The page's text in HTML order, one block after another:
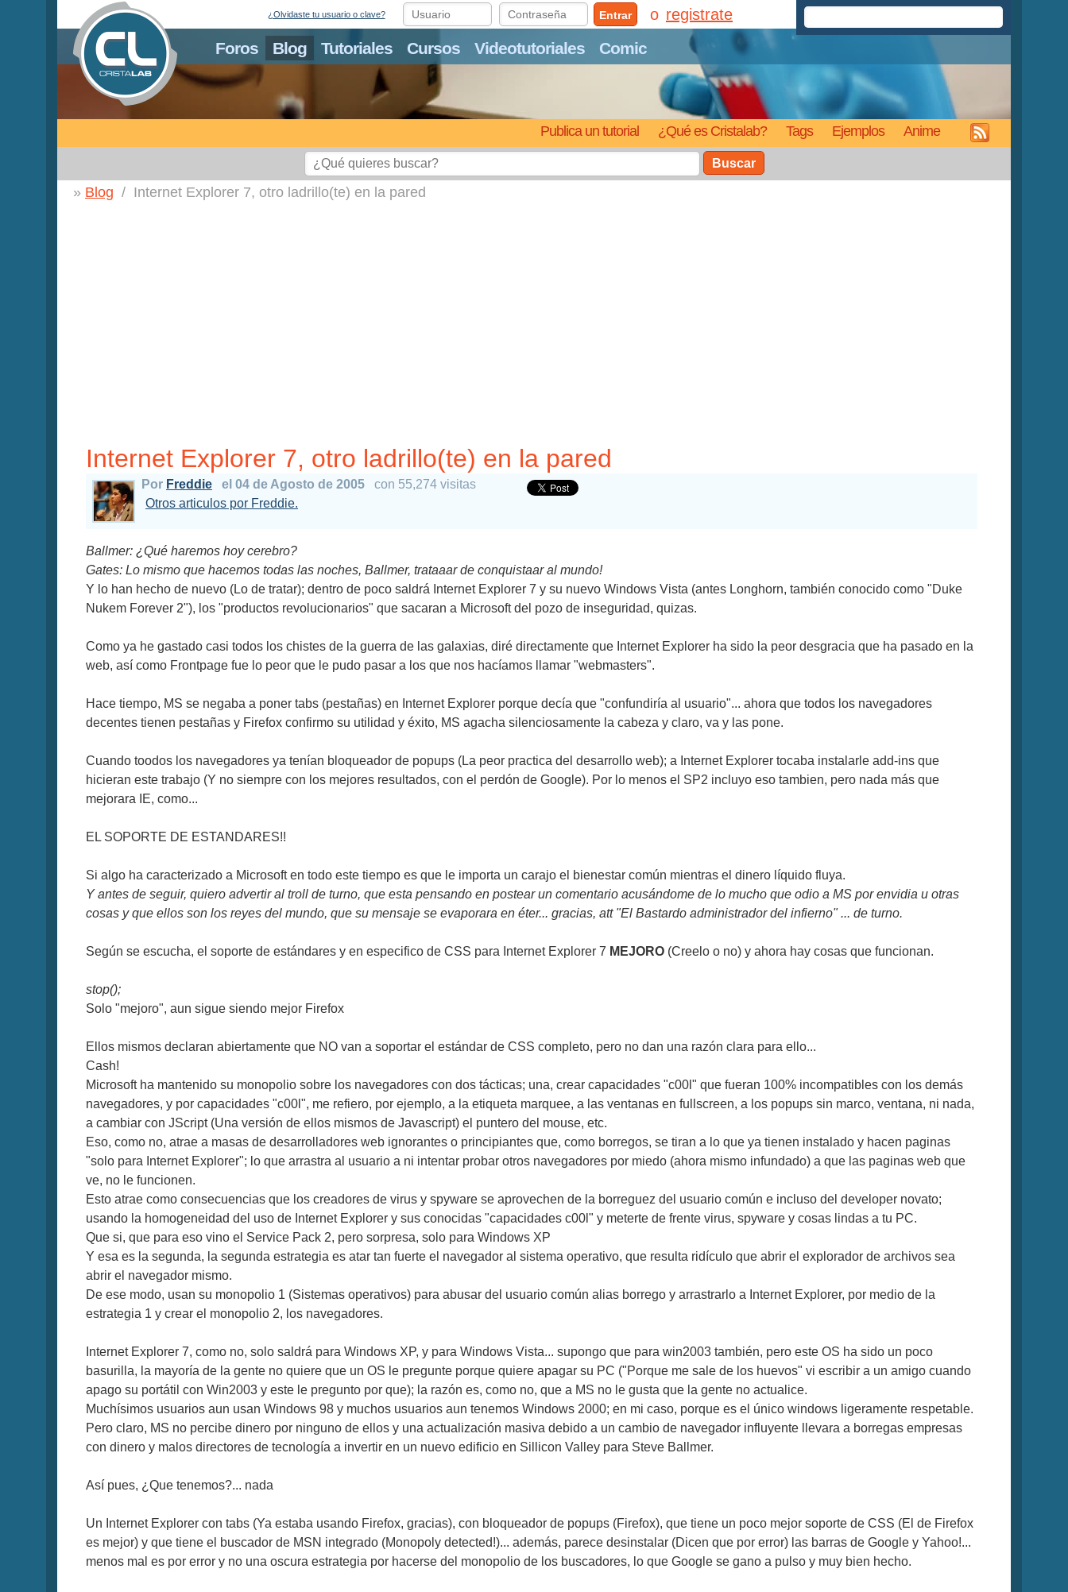
Foros Blog Tutoriales Cursos Videotutoriales Comic
Publica un tutorial ¿Qué es Cristalab? Tags Ejemplos Anime
¿Olvidaste tu usuario o clave? Entrar registrate
Buscar
Blog Internet Explorer 7, otro ladrillo(te) en la pared
Internet Explorer 7, otro ladrillo(te) en la pared
Por Freddie el 04 de Agosto de 2005
con 55,274 visitas
Otros articulos por Freddie.
Ballmer: ¿Qué haremos hoy cerebro?
Gates: Lo mismo que hacemos todas las noches, Ballmer, trataaar de conquistaar al mundo!
Y lo han hecho de nuevo (Lo de tratar); dentro de poco saldrá Internet Explorer 7 y su nuevo Windows Vista (antes Longhorn, también conocido como "Duke
Nukem Forever 2"), los "productos revolucionarios" que sacaran a Microsoft del pozo de inseguridad, quizas.
Como ya he gastado casi todos los chistes de la guerra de las galaxias, diré directamente que Internet Explorer ha sido la peor desgracia que ha pasado en la
web, así como Frontpage fue lo peor que le pudo pasar a los que nos hacíamos llamar "webmasters".
Hace tiempo, MS se negaba a poner tabs (pestañas) en Internet Explorer porque decía que "confundiría al usuario"... ahora que todos los navegadores
decentes tienen pestañas y Firefox confirmo su utilidad y éxito, MS agacha silenciosamente la cabeza y claro, va y las pone.
Cuando toodos los navegadores ya tenían bloqueador de popups (La peor practica del desarrollo web); a Internet Explorer tocaba instalarle add-ins que
hicieran este trabajo (Y no siempre con los mejores resultados, con el perdón de Google). Por lo menos el SP2 incluyo eso tambien, pero nada más que
mejorara IE, como...
EL SOPORTE DE ESTANDARES!!
Si algo ha caracterizado a Microsoft en todo este tiempo es que le importa un carajo el bienestar común mientras el dinero líquido fluya.
Y antes de seguir, quiero advertir al troll de turno, que esta pensando en postear un comentario acusándome de lo mucho que odio a MS por envidia u otras
cosas y que ellos son los reyes del mundo, que su mensaje se evaporara en éter... gracias, att "El Bastardo administrador del infierno" ... de turno.
Según se escucha, el soporte de estándares y en especifico de CSS para Internet Explorer 7 MEJORO (Creelo o no) y ahora hay cosas que funcionan.
stop();
Solo "mejoro", aun sigue siendo mejor Firefox
Ellos mismos declaran abiertamente que NO van a soportar el estándar de CSS completo, pero no dan una razón clara para ello...
Cash!
Microsoft ha mantenido su monopolio sobre los navegadores con dos tácticas; una, crear capacidades "c00l" que fueran 100% incompatibles con los demás
navegadores, y por capacidades "c00l", me refiero, por ejemplo, a la etiqueta marquee, a las ventanas en fullscreen, a los popups sin marco, ventana, ni nada,
a cambiar con JScript (Una versión de ellos mismos de Javascript) el puntero del mouse, etc.
Eso, como no, atrae a masas de desarrolladores web ignorantes o principiantes que, como borregos, se tiran a lo que ya tienen instalado y hacen paginas
"solo para Internet Explorer"; lo que arrastra al usuario a ni intentar probar otros navegadores por miedo (ahora mismo infundado) a que las paginas web que
ve, no le funcionen.
Esto atrae como consecuencias que los creadores de virus y spyware se aprovechen de la borreguez del usuario común e incluso del developer novato;
usando la homogeneidad del uso de Internet Explorer y sus conocidas "capacidades c00l" y meterte de frente virus, spyware y cosas lindas a tu PC.
Que si, que para eso vino el Service Pack 2, pero sorpresa, solo para Windows XP
Y esa es la segunda, la segunda estrategia es atar tan fuerte el navegador al sistema operativo, que resulta ridículo que abrir el explorador de archivos sea
abrir el navegador mismo.
De ese modo, usan su monopolio 1 (Sistemas operativos) para abusar del usuario común alias borrego y arrastrarlo a Internet Explorer, por medio de la
estrategia 1 y crear el monopolio 2, los navegadores.
Internet Explorer 7, como no, solo saldrá para Windows XP, y para Windows Vista... supongo que para win2003 también, pero este OS ha sido un poco
basurilla, la mayoría de la gente no quiere que un OS le pregunte porque quiere apagar su PC ("Porque me sale de los huevos" vi escribir a un amigo cuando
apago su portátil con Win2003 y este le pregunto por que); la razón es, como no, que a MS no le gusta que la gente no actualice.
Muchísimos usuarios aun usan Windows 98 y muchos usuarios aun tenemos Windows 2000; en mi caso, porque es el único windows ligeramente respetable.
Pero claro, MS no percibe dinero por ninguno de ellos y una actualización masiva debido a un cambio de navegador influyente llevara a borregas empresas
con dinero y malos directores de tecnología a invertir en un nuevo edificio en Sillicon Valley para Steve Ballmer.
Así pues, ¿Que tenemos?... nada
Un Internet Explorer con tabs (Ya estaba usando Firefox, gracias), con bloqueador de popups (Firefox), que tiene un poco mejor soporte de CSS (El de Firefox
es mejor) y que tiene el buscador de MSN integrado (Monopoly detected!)... además, parece desinstalar (Dicen que por error) las barras de Google y Yahoo!...
menos mal es por error y no una oscura estrategia por hacerse del monopolio de los buscadores, lo que Google se gano a pulso y muy bien hecho.